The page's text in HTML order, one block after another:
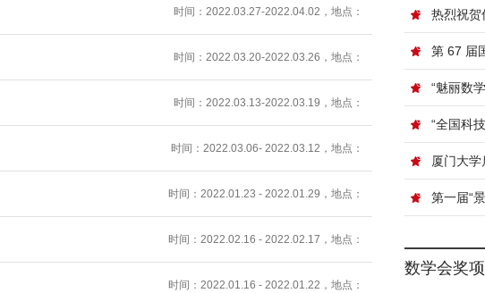
时间：2022.03.27-2022.04.02，地点：
时间：2022.03.20-2022.03.26，地点：
时间：2022.03.13-2022.03.19，地点：
时间：2022.03.06- 2022.03.12，地点：
时间：2022.01.23 - 2022.01.29，地点：
时间：2022.02.16 - 2022.02.17，地点：
时间：2022.01.16 - 2022.01.22，地点：
数学会奖项